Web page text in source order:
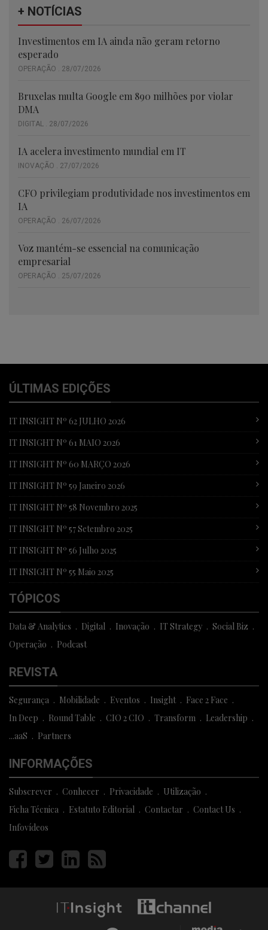
+ NOTÍCIAS
Investimentos em IA ainda não geram retorno
esperado
OPERAÇÃO . 28/07/2026
Bruxelas multa Google em 890 milhões por violar
DMA
DIGITAL . 28/07/2026
IA acelera investimento mundial em IT
INOVAÇÃO . 27/07/2026
CFO privilegiam produtividade nos investimentos em
IA
OPERAÇÃO . 26/07/2026
Voz mantém-se essencial na comunicação
empresarial
OPERAÇÃO . 25/07/2026
ÚLTIMAS EDIÇÕES
IT INSIGHT Nº 62 JULHO 2026
IT INSIGHT Nº 61 MAIO 2026
IT INSIGHT Nº 60 MARÇO 2026
IT INSIGHT Nº 59 Janeiro 2026
IT INSIGHT Nº 58 Novembro 2025
IT INSIGHT Nº 57 Setembro 2025
IT INSIGHT Nº 56 Julho 2025
IT INSIGHT Nº 55 Maio 2025
TÓPICOS
Data & Analytics Digital Inovação IT Strategy
Social Biz
Operação
Podcast
REVISTA
Segurança Mobilidade Eventos Insight
Face 2 Face
In Deep
Round Table CIO 2 CIO Transform
Leadership
...aaS
Partners
INFORMAÇÕES
Subscrever Conhecer Privacidade
Utilização
Ficha Técnica
Estatuto Editorial Contactar
Contact Us
Infovídeos
Página
facebook
Página
twitter
Página
linkedin
Página
rss